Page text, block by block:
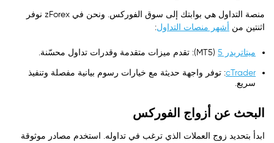
منصة التداول هي بوابتك إلى سوق الفوركس. ونحن في zForex نوفر
اثنتين من أشهر منصات التداول:
ميتاتريدر 5
(MT5): تقدم ميزات متقدمة وقدرات تداول محسّنة.
cTrader: توفر واجهة حديثة مع خيارات رسوم بيانية مفصلة وتنفيذ
سريع.
البحث عن أزواج الفوركس
ابدأ بتحديد زوج العملات الذي ترغب في تداوله. استخدم مصادر موثوقة